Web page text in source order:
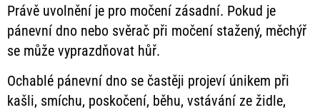
Právě uvolnění je pro močení zásadní. Pokud je
pánevní dno nebo svěrač při močení stažený, měchýř
se může vyprazdňovat hůř.
Ochablé pánevní dno se častěji projeví únikem při
kašli, smíchu, poskočení, běhu, vstávání ze židle,